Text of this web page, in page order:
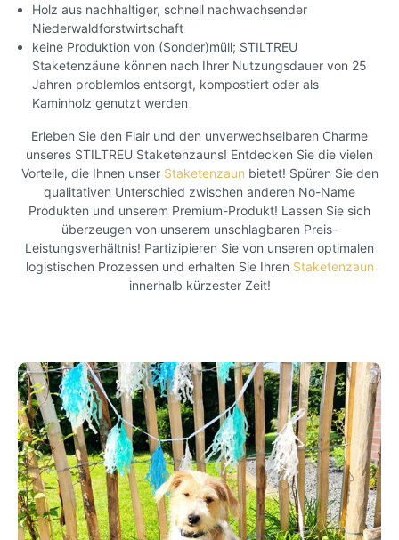
Holz aus nachhaltiger, schnell nachwachsender
Niederwaldforstwirtschaft
keine Produktion von (Sonder)müll; STILTREU
Staketenzäune können nach Ihrer Nutzungsdauer von 25
Jahren problemlos entsorgt, kompostiert oder als
Kaminholz genutzt werden
Erleben Sie den Flair und den unverwechselbaren Charme
unseres STILTREU Staketenzauns! Entdecken Sie die vielen
Vorteile, die Ihnen unser Staketenzaun bietet! Spüren Sie den
qualitativen Unterschied zwischen anderen No-Name
Produkten und unserem Premium-Produkt! Lassen Sie sich
überzeugen von unserem unschlagbaren Preis-
Leistungsverhältnis! Partizipieren Sie von unseren optimalen
logistischen Prozessen und erhalten Sie Ihren Staketenzaun
innerhalb kürzester Zeit!